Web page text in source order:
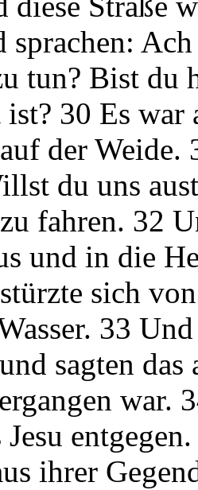
sprachen:
tun? Bist du
ist? 30 Es
der
du uns
fahren. 32
und in die
sich
33
sagten
war.
Jesu
ihrer